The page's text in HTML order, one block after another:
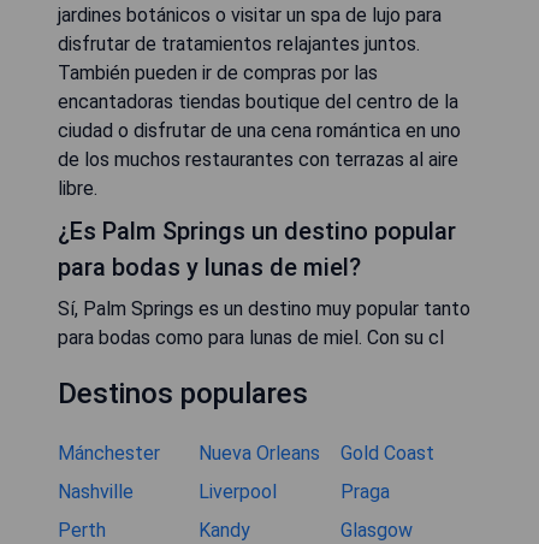
jardines botánicos o visitar un spa de lujo para
disfrutar de tratamientos relajantes juntos.
También pueden ir de compras por las
encantadoras tiendas boutique del centro de la
ciudad o disfrutar de una cena romántica en uno
de los muchos restaurantes con terrazas al aire
libre.
¿Es Palm Springs un destino popular
para bodas y lunas de miel?
Sí, Palm Springs es un destino muy popular tanto
para bodas como para lunas de miel. Con su cl
Destinos populares
Mánchester Nueva Orleans
Gold Coast
Nashville
Liverpool
Praga
Perth
Kandy
Glasgow